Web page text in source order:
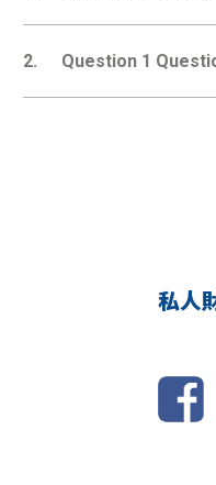
Vestibulum ut libero
est, id euismod orci
quis facilisis. Sed ac
2. Question 1
cursus eget, porttitor id
iaculis. Nulla id augue
私人